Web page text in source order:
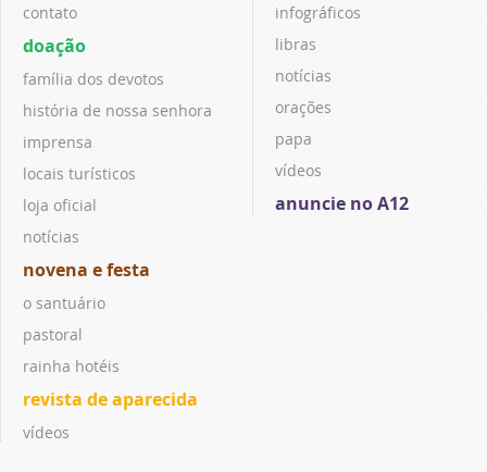
contato
doação
família dos devotos
história de nossa senhora
imprensa
locais turísticos
loja oficial
notícias
novena e festa
o santuário
pastoral
rainha hotéis
revista de aparecida
vídeos
infográficos
libras
notícias
orações
papa
vídeos
anuncie no A12